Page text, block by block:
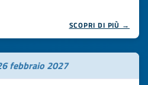
SCOPRI DI PIÙ →
febbraio 2027